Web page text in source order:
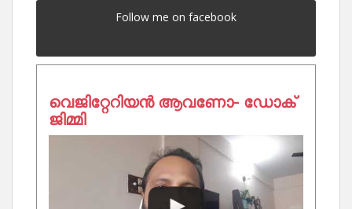
Follow me on facebook
വെജിറ്റേറിയൻ ആവണോ- ഡോക്
ജിമ്മി